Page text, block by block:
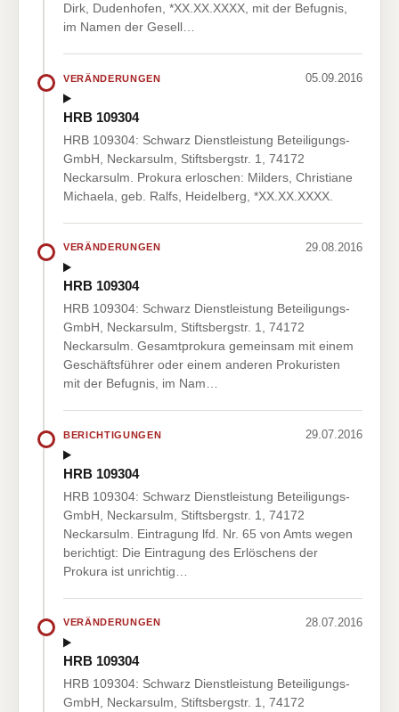
Dirk, Dudenhofen, *XX.XX.XXXX, mit der Befugnis,
im Namen der Gesell…
VERÄNDERUNGEN 05.09.2016
HRB 109304
HRB 109304: Schwarz Dienstleistung Beteiligungs-
GmbH, Neckarsulm, Stiftsbergstr. 1, 74172
Neckarsulm. Prokura erloschen: Milders, Christiane
Michaela, geb. Ralfs, Heidelberg, *XX.XX.XXXX.
VERÄNDERUNGEN 29.08.2016
HRB 109304
HRB 109304: Schwarz Dienstleistung Beteiligungs-
GmbH, Neckarsulm, Stiftsbergstr. 1, 74172
Neckarsulm. Gesamtprokura gemeinsam mit einem
Geschäftsführer oder einem anderen Prokuristen
mit der Befugnis, im Nam…
BERICHTIGUNGEN 29.07.2016
HRB 109304
HRB 109304: Schwarz Dienstleistung Beteiligungs-
GmbH, Neckarsulm, Stiftsbergstr. 1, 74172
Neckarsulm. Eintragung lfd. Nr. 65 von Amts wegen
berichtigt: Die Eintragung des Erlöschens der
Prokura ist unrichtig…
VERÄNDERUNGEN 28.07.2016
HRB 109304
HRB 109304: Schwarz Dienstleistung Beteiligungs-
GmbH, Neckarsulm, Stiftsbergstr. 1, 74172